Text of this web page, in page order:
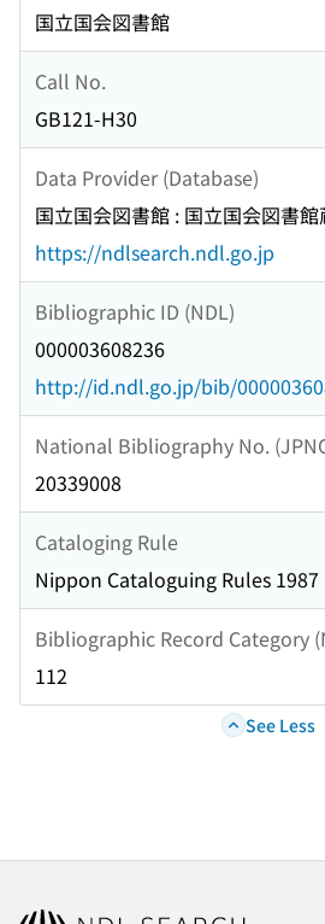
国立国会図書館
Call No.
GB121-H30
Data Provider (Database)
国立国会図書館 : 国立国会図書館
https://ndlsearch.ndl.go.jp
Bibliographic ID (NDL)
000003608236
http://id.ndl.go.jp/bib/
National Bibliography No.
20339008
Cataloging Rule
Nippon Cataloguing Rules 1987
Bibliographic Record Category
112
See Less